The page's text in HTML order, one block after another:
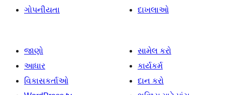
ગોપનીયતા
દાખલાઓ
જાણો
આધાર
વિકાસકર્તાઓ
સામેલ કરો
કાર્યકર્મ
દાન કરો